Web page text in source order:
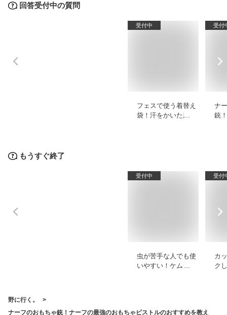
回答受付中の質問
受付中
フェスで使う着替え
袋！汗をかいた服を
受付
ナ
銃
もうすぐ終了
受付中
虫が苦手な人でも使
いやすい！ケムシ対
受付
カ
ク
野に行く。
ナーフのおもちゃ銃！ナーフの最強のおもちゃピストルのおすすめを教え